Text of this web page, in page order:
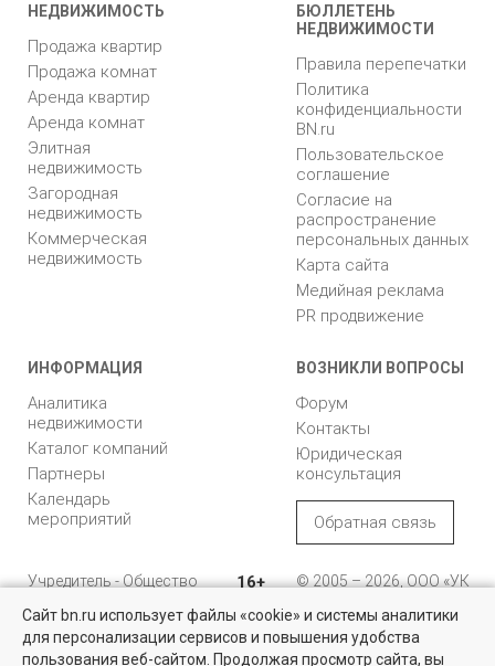
Найти квартиру - это просто!
НЕДВИЖИМОСТЬ
Продажа квартир
Продажа комнат
Аренда квартир
Аренда комнат
Элитная
недвижимость
Загородная
недвижимость
Коммерческая
недвижимость
БЮЛЛЕТЕНЬ
НЕДВИЖИМОСТИ
Правила перепечатки
Политика
конфиденциальности
BN.ru
Пользовательское
соглашение
Согласие на
распространение
персональных данных
Карта сайта
Медийная реклама
PR продвижение
ИНФОРМАЦИЯ
Аналитика
недвижимости
Каталог компаний
Партнеры
Календарь
мероприятий
ВОЗНИКЛИ ВОПРОСЫ
Форум
Контакты
Юридическая
консультация
Обратная связь
Учредитель - Общество
ответственностью
"Управляющая
компания "Бюллетень
16+
© 2005 – 2026, ООО «УК
196105, Санкт-
Петербург, пр. Юрия
Сайт bn.ru использует файлы «cookie» и системы аналитики
для персонализации сервисов и повышения удобства
пользования веб-сайтом. Продолжая просмотр сайта, вы